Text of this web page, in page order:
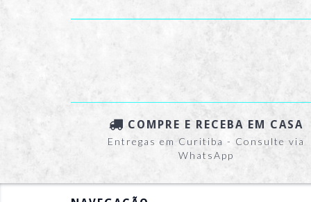
COMPRE E RECEBA EM CASA
Entregas em Curitiba - Consulte via
WhatsApp